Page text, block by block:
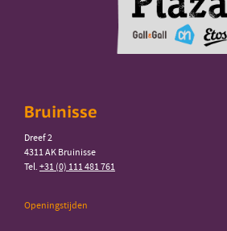
Bruinisse
Dreef 2
4311 AK Bruinisse
Tel.+31 (0) 111 481 761
Openingstijden